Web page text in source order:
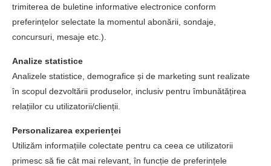
trimiterea de buletine informative electronice conform
preferințelor selectate la momentul abonării, sondaje,
concursuri, mesaje etc.).
Analize statistice
Analizele statistice, demografice și de marketing sunt realizate
în scopul dezvoltării produselor, inclusiv pentru îmbunătățirea
relațiilor cu utilizatorii/clienții.
Personalizarea experienței
Utilizăm informațiile colectate pentru ca ceea ce utilizatorii
primesc să fie cât mai relevant, în funcție de preferințele